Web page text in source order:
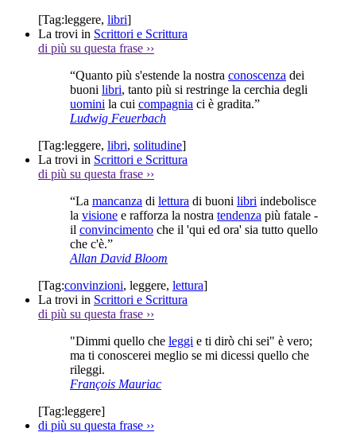
[Tag:leggere, libri]
La trovi in Scrittori e Scrittura
di più su questa frase ››
“Quanto più s'estende la nostra conoscenza dei
buoni libri, tanto più si restringe la cerchia degli
uomini la cui compagnia ci è gradita.”
Ludwig Feuerbach
[Tag:leggere, libri, solitudine]
La trovi in Scrittori e Scrittura
di più su questa frase ››
“La mancanza di lettura di buoni libri indebolisce
la visione e rafforza la nostra tendenza più fatale -
il convincimento che il 'qui ed ora' sia tutto quello
che c'è.”
Allan David Bloom
[Tag:convinzioni, leggere, lettura]
La trovi in Scrittori e Scrittura
di più su questa frase ››
"Dimmi quello che leggi e ti dirò chi sei" è vero;
ma ti conoscerei meglio se mi dicessi quello che
rileggi.
François Mauriac
[Tag:leggere]
di più su questa frase ››